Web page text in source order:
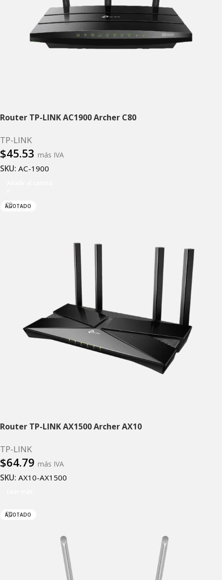
Router TP-LINK AC1900 Archer C80
TP-LINK
$45.53 más IVA
SKU: AC-1900
AGOTADO
Router TP-LINK AX1500 Archer AX10
TP-LINK
$64.79 más IVA
SKU: AX10-AX1500
AGOTADO